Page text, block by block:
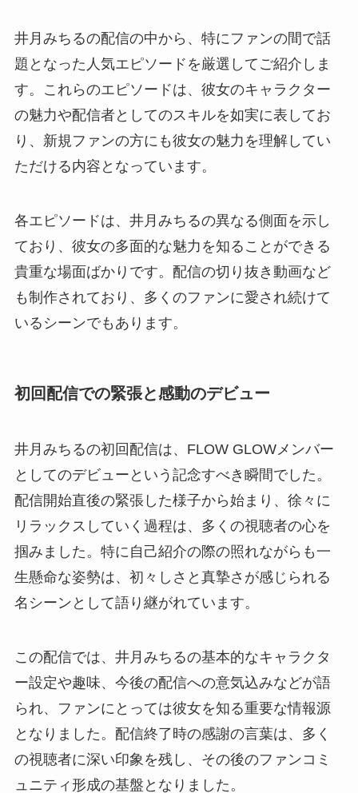
井月みちるの配信の中から、特にファンの間で話
題となった人気エピソードを厳選してご紹介しま
す。これらのエピソードは、彼女のキャラクター
の魅力や配信者としてのスキルを如実に表してお
り、新規ファンの方にも彼女の魅力を理解してい
ただける内容となっています。
各エピソードは、井月みちるの異なる側面を示し
ており、彼女の多面的な魅力を知ることができる
貴重な場面ばかりです。配信の切り抜き動画など
も制作されており、多くのファンに愛され続けて
いるシーンでもあります。
初回配信での緊張と感動のデビュー
井月みちるの初回配信は、FLOW GLOWメンバー
としてのデビューという記念すべき瞬間でした。
配信開始直後の緊張した様子から始まり、徐々に
リラックスしていく過程は、多くの視聴者の心を
掴みました。特に自己紹介の際の照れながらも一
生懸命な姿勢は、初々しさと真摯さが感じられる
名シーンとして語り継がれています。
この配信では、井月みちるの基本的なキャラクタ
ー設定や趣味、今後の配信への意気込みなどが語
られ、ファンにとっては彼女を知る重要な情報源
となりました。配信終了時の感謝の言葉は、多く
の視聴者に深い印象を残し、その後のファンコミ
ュニティ形成の基盤となりました。